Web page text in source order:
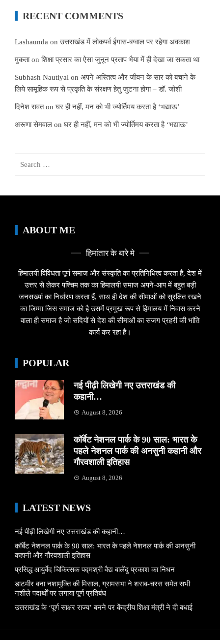
RECENT COMMENTS
Lashaunda onउत्तराखंड में लोकपर्व ईगास-बग्वाल पर रहेगा अवकाश
मुकताonशिक्षा प्रसार का ऐसा जुनून प्रताप भैया में ही देखा जा सकता था
Subhash Nautiyal on अपने अस्तित्व और जीवन के सार को बचाने के
लिये सामूहिक रूप से प्रकृति के संरक्षण हेतु जुटना होगा – डॉ. जोशी
दिनेश रावतonघर ही नहीं, मन को भी ज्योर्तिमय करता है ‘भद्याऊ’
अरूणा सेमवाल onघर ही नहीं, मन को भी ज्योर्तिमय करता है ‘भद्याऊ’
ABOUT ME
हिमांतार के बारे मे
हिमालयी विविधता पूर्ण समाज और संस्कृति का प्रतिनिधित्व करता हैं, देश में
उत्तर से लेकर पश्चिम तक का हिमालयी समाज अपने-आप में बहुत बड़ी
जनसख्यां का निर्धारण करता हैं, साथ ही देश की सीमाओं को सुरक्षित रखने
का जिम्मा जिस समाज को है उसमें प्रमुख रूप से हिमालय में निवास करने
वाला ही समाज है जो सदियों से देश की सीमाओं का सजग प्रहरी की भांति
कार्य कर रहा हैं।
POPULAR
नई पीढ़ी लिखेगी नए उत्तराखंड की
कहानी…
August 8, 2026
कॉर्बेट नेशनल पार्क के 90 साल: भारत के
पहले नेशनल पार्क की अनसुनी कहानी और
गौरवशाली इतिहास
August 8, 2026
LATEST NEWS
नई पीढ़ी लिखेगी नए उत्तराखंड की कहानी…
कॉर्बेट नेशनल पार्क के 90 साल: भारत के पहले नेशनल पार्क की अनसुनी
कहानी और गौरवशाली इतिहास
प्रसिद्ध आयुर्वेद चिकित्सक पद्मश्री वैद्य बालेंदु प्रकाश का निधन
डाटमीर बना नशामुक्ति की मिसाल, ग्रामसभा ने शराब-चरस समेत सभी
नशीले पदार्थों पर लगाया पूर्ण प्रतिबंध
उत्तराखंड के ‘पूर्ण साक्षर राज्य’ बनने पर केंद्रीय शिक्षा मंत्री ने दी बधाई